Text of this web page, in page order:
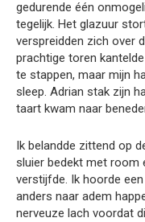
gedurende één
tegelijk. Het glazuur
verspreidden zich over
prachtige toren
te stappen, maar mijn
sleep. Adrian stak zijn
taart kwam naar
Ik belandde zittend op
sluier bedekt met room
verstijfde. Ik hoorde
anders naar adem
nerveuze lach voordat